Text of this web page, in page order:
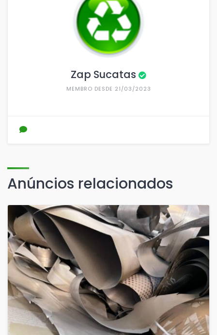
Zap Sucatas
MEMBRO DESDE 21/03/2023
Anúncios relacionados